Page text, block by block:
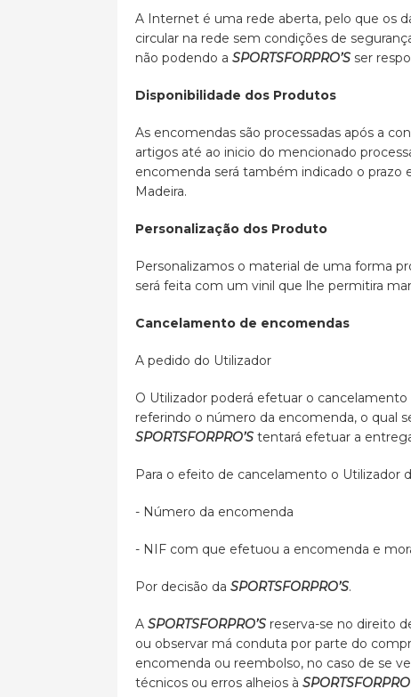
A Internet é uma rede aberta, pelo que os
circular na rede sem condições de
não podendo a SPORTSFORPRO’S ser
Disponibilidade dos Produtos
As encomendas são processadas após a
artigos até ao inicio do mencionado
encomenda será também indicado o prazo
Madeira.
Personalização dos Produto
Personalizamos o material de uma forma
será feita com um vinil que lhe permitira
Cancelamento de encomendas
A pedido do Utilizador
O Utilizador poderá efetuar o
referindo o número da encomenda, o qual
SPORTSFORPRO’S tentará efetuar a
Para o efeito de cancelamento o Utilizador
- Número da encomenda
- NIF com que efetuou a encomenda e
Por decisão da SPORTSFORPRO’S.
A SPORTSFORPRO’S reserva-se no direito
ou observar má conduta por parte do
encomenda ou reembolso, no caso de se
técnicos ou erros alheios à